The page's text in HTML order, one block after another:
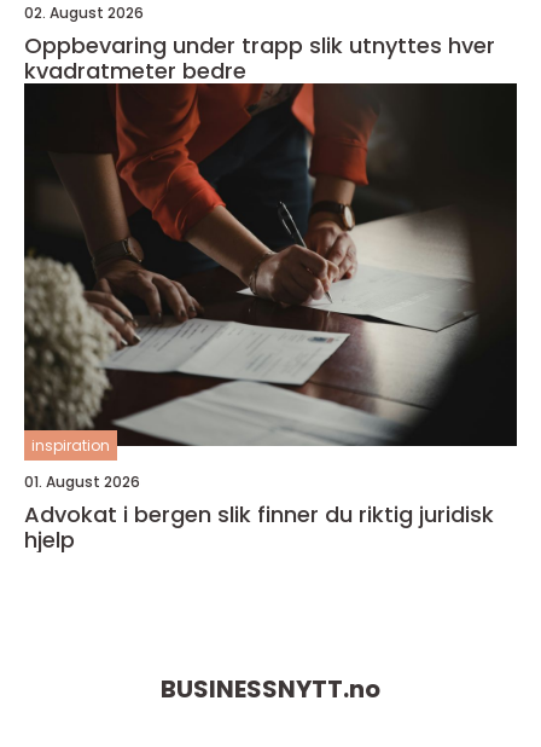
02. August 2026
Oppbevaring under trapp slik utnyttes hver
kvadratmeter bedre
inspiration
01. August 2026
Advokat i bergen slik finner du riktig juridisk
hjelp
BUSINESSNYTT.no